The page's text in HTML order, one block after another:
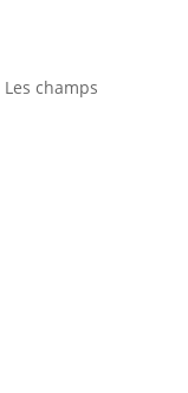
Les champs